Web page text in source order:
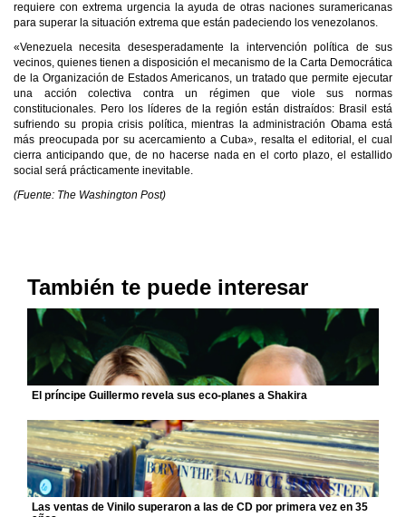
requiere con extrema urgencia la ayuda de otras naciones suramericanas
para superar la situación extrema que están padeciendo los venezolanos.
«Venezuela necesita desesperadamente la intervención política de sus
vecinos, quienes tienen a disposición el mecanismo de la Carta Democrática
de la Organización de Estados Americanos, un tratado que permite ejecutar
una acción colectiva contra un régimen que viole sus normas
constitucionales. Pero los líderes de la región están distraídos: Brasil está
sufriendo su propia crisis política, mientras la administración Obama está
más preocupada por su acercamiento a Cuba», resalta el editorial, el cual
cierra anticipando que, de no hacerse nada en el corto plazo, el estallido
social será prácticamente inevitable.
(Fuente: The Washington Post)
También te puede interesar
El príncipe Guillermo revela sus eco-planes a Shakira
Las ventas de Vinilo superaron a las de CD por primera vez en 35